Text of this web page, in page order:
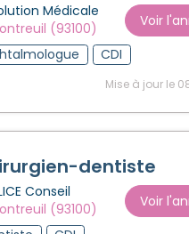
Médicale
(93100)
Voir
CDI
Mise à jour le
dentiste
Conseil
(93100)
Voir